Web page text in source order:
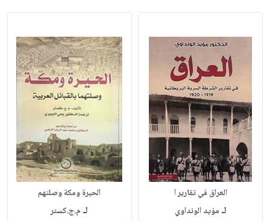
العراق في تقارير ا
لـ مؤيد الونداوي
الحيرة ومكة وصلتهم
لـ م.ج.كستر